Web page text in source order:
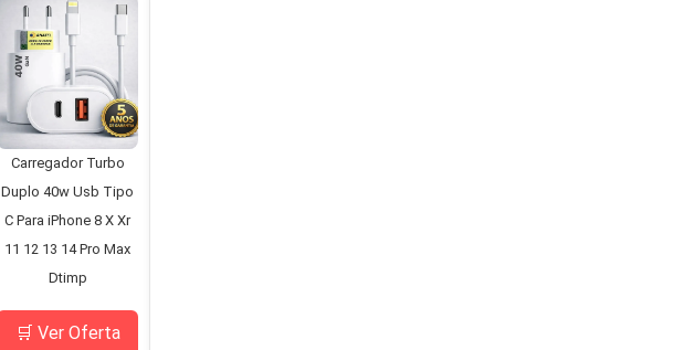
Carregador Turbo
Duplo 40w Usb Tipo
C Para iPhone 8 X Xr
11 12 13 14 Pro Max
Dtimp
🛒 Ver Oferta